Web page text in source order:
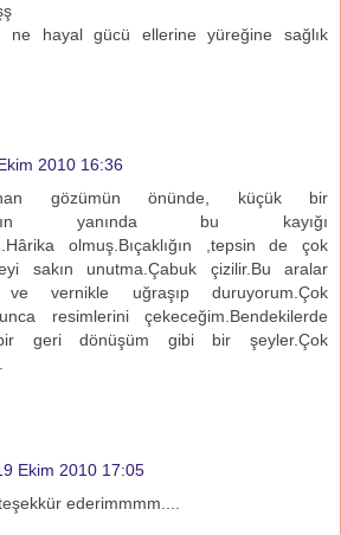
ne hayal gücü ellerine yüreğine sağlık
2010 16:36
gözümün önünde, küçük bir
yanında bu kayığı
olmuş.Bıçaklığın ,tepsin de çok
sakın unutma.Çabuk çizilir.Bu aralar
vernikle uğraşıp duruyorum.Çok
resimlerini çekeceğim.Bendekilerde
geri dönüşüm gibi bir şeyler.Çok
Ekim 2010 17:05
teşekkür ederimmmm....